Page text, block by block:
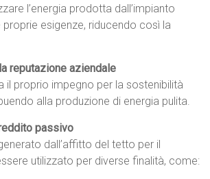
l’energia prodotta dall’impianto
esigenze, riducendo così la
reputazione aziendale
il proprio impegno per la sostenibilità
alla produzione di energia pulita.
passivo
dall’affitto del tetto per il
utilizzato per diverse finalità, come: